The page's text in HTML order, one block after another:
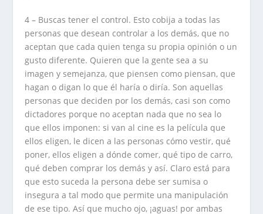
4 – Buscas tener el control. Esto cobija a todas las
personas que desean controlar a los demás, que no
aceptan que cada quien tenga su propia opinión o un
gusto diferente. Quieren que la gente sea a su
imagen y semejanza, que piensen como piensan, que
hagan o digan lo que él haría o diría. Son aquellas
personas que deciden por los demás, casi son como
dictadores porque no aceptan nada que no sea lo
que ellos imponen: si van al cine es la película que
ellos eligen, le dicen a las personas cómo vestir, qué
poner, ellos eligen a dónde comer, qué tipo de carro,
qué deben comprar los demás y así. Claro está para
que esto suceda la persona debe ser sumisa o
insegura a tal modo que permite una manipulación
de ese tipo. Así que mucho ojo, ¡aguas! por ambas